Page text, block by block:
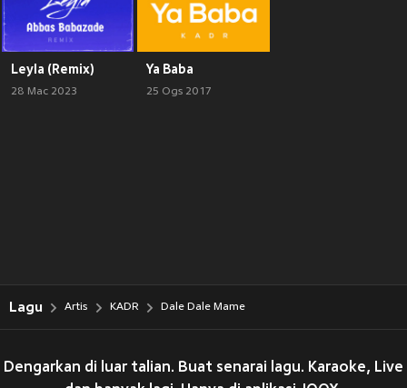
Leyla (Remix)
28 Mac 2023
Ya Baba
25 Ogs 2017
Lagu Artis KADR Dale Dale Mame
Dengarkan di luar talian. Buat senarai lagu. Karaoke, Live